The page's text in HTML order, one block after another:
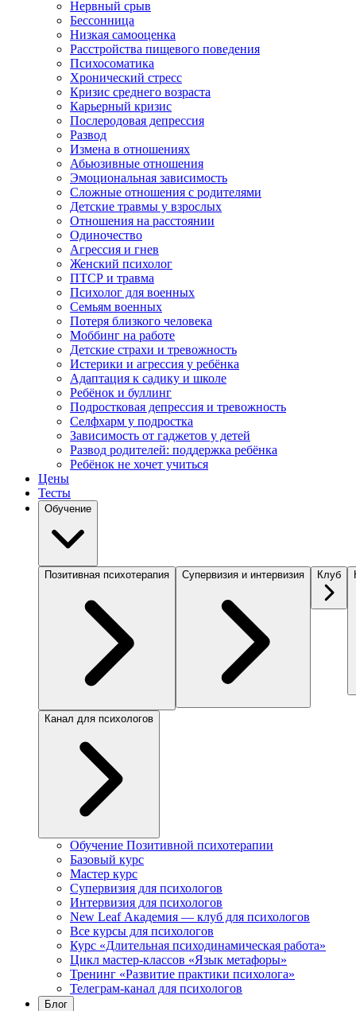
Нервный срыв
Бессонница
Низкая самооценка
Расстройства пищевого поведения
Психосоматика
Хронический стресс
Кризис среднего возраста
Карьерный кризис
Послеродовая депрессия
Развод
Измена в отношениях
Абьюзивные отношения
Эмоциональная зависимость
Сложные отношения с родителями
Детские травмы у взрослых
Отношения на расстоянии
Одиночество
Агрессия и гнев
Женский психолог
ПТСР и травма
Психолог для военных
Семьям военных
Потеря близкого человека
Моббинг на работе
Детские страхи и тревожность
Истерики и агрессия у ребёнка
Адаптация к садику и школе
Ребёнок и буллинг
Подростковая депрессия и тревожность
Селфхарм у подростка
Зависимость от гаджетов у детей
Развод родителей: поддержка ребёнка
Ребёнок не хочет учиться
Цены
Тесты
Обучение
Позитивная психотерапия Супервизия и интервизия Клуб
Канал для психологов
Обучение Позитивной психотерапии
Базовый курс
Мастер курс
Супервизия для психологов
Интервизия для психологов
New Leaf Академия — клуб для психологов
Все курсы для психологов
Курс «Длительная психодинамическая работа»
Цикл мастер-классов «Язык метафоры»
Тренинг «Развитие практики психолога»
Телеграм-канал для психологов
Блог